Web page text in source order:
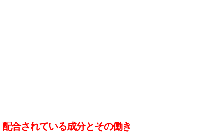
配合されている成分とその働き